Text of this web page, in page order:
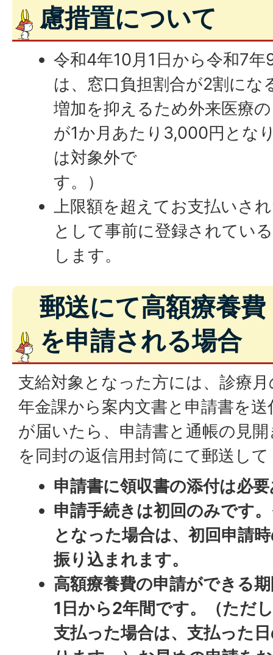
慮措置について
令和4年10月1日から令和7
は、窓口負担割合が2割にな
増加を抑えるため外来医療
が1か月あたり3,000円とな
は対象外で
す
上限額を超えてお支払いさ
として事前に登録されてい
します。
郵送にて高額療養
を申請される場合
支給対象となった方には、診療
年金課から案内文書と申請書を
が届いたら、申請書と通帳の見
を同封の返信用封筒にて郵送し
申請書に領収書の添付は必
申請手続きは初回のみです
となった場合は、初回申請
振り込まれます。
高額療養費の申請ができる
1日から2年間です。（ただ
支払った場合は、支払った